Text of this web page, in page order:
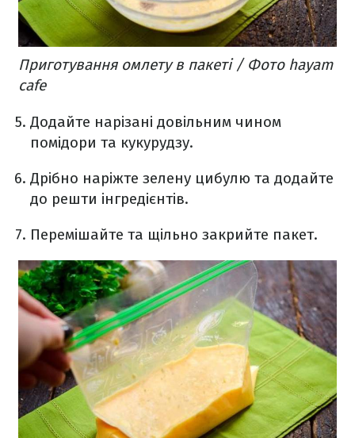
Приготування омлету в пакеті / Фото hayam
cafe
Додайте нарізані довільним чином
помідори та кукурудзу.
Дрібно наріжте зелену цибулю та додайте
до решти інгредієнтів.
Перемішайте та щільно закрийте пакет.